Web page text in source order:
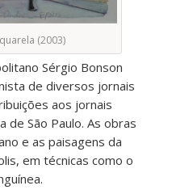
(2003)
Sérgio Bonson
de diversos jornais
aos jornais
de São Paulo. As obras
e as paisagens da
em técnicas como o